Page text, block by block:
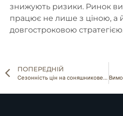
знижують ризики. Ринок
працює не лише з ціною, а й
довгостроковою
ПОПЕРЕДНІЙ
Сезонність цін на соняшникове та гарбузове насіння: коли вигідно купувати, а коли продавати